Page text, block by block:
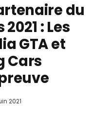
du
: Les
GTA et
Cars
2021